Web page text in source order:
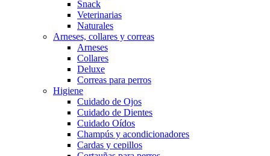
Snack
Veterinarias
Naturales
Arneses, collares y correas
Arneses
Collares
Deluxe
Correas para perros
Higiene
Cuidado de Ojos
Cuidado de Dientes
Cuidado Oídos
Champús y acondicionadores
Cardas y cepillos